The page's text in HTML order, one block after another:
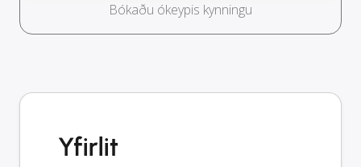
Bókaðu ókeypis kynningu
Yfirlit